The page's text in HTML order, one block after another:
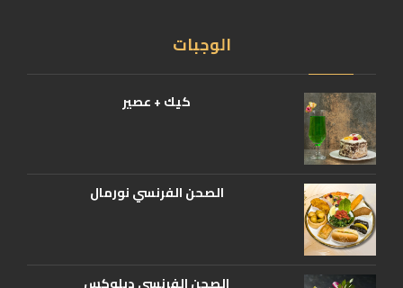
الوجبات
كيك + عصير
الصحن الفرنسي نورمال